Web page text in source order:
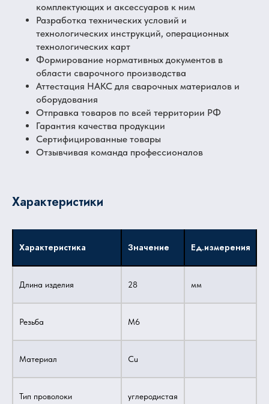
комплектующих и аксессуаров к ним
Разработка технических условий и
технологических инструкций, операционных
технологических карт
Формирование нормативных документов в
области сварочного производства
Аттестация НАКС для сварочных материалов и
оборудования
Отправка товаров по всей территории РФ
Гарантия качества продукции
Сертифицированные товары
Отзывчивая команда профессионалов
Характеристики
Характеристика Значение Ед.измерения
Длина изделия 28 мм
Резьба M6
Материал Cu
Тип проволоки углеродистая